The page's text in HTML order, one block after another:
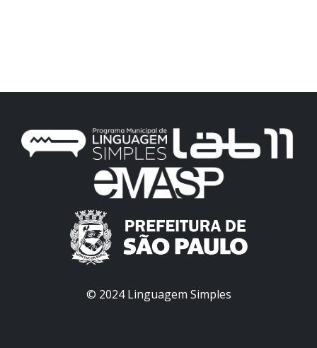
© 2024 Linguagem Simples